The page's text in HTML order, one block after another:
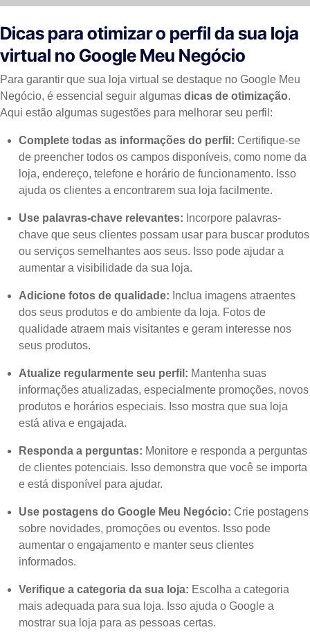
Dicas para otimizar o perfil da sua loja
virtual no Google Meu Negócio
Para garantir que sua loja virtual se destaque no Google Meu
Negócio, é essencial seguir algumas dicas de otimização.
Aqui estão algumas sugestões para melhorar seu perfil:
Complete todas as informações do perfil: Certifique-se
de preencher todos os campos disponíveis, como nome da
loja, endereço, telefone e horário de funcionamento. Isso
ajuda os clientes a encontrarem sua loja facilmente.
Use palavras-chave relevantes: Incorpore palavras-
chave que seus clientes possam usar para buscar produtos
ou serviços semelhantes aos seus. Isso pode ajudar a
aumentar a visibilidade da sua loja.
Adicione fotos de qualidade: Inclua imagens atraentes
dos seus produtos e do ambiente da loja. Fotos de
qualidade atraem mais visitantes e geram interesse nos
seus produtos.
Atualize regularmente seu perfil: Mantenha suas
informações atualizadas, especialmente promoções, novos
produtos e horários especiais. Isso mostra que sua loja
está ativa e engajada.
Responda a perguntas: Monitore e responda a perguntas
de clientes potenciais. Isso demonstra que você se importa
e está disponível para ajudar.
Use postagens do Google Meu Negócio: Crie postagens
sobre novidades, promoções ou eventos. Isso pode
aumentar o engajamento e manter seus clientes
informados.
Verifique a categoria da sua loja: Escolha a categoria
mais adequada para sua loja. Isso ajuda o Google a
mostrar sua loja para as pessoas certas.